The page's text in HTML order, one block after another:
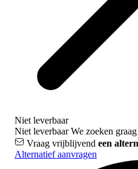
Niet leverbaar
Niet leverbaarWe zoeken
Vraag vrijblijvend een
Alternatief aanvragen